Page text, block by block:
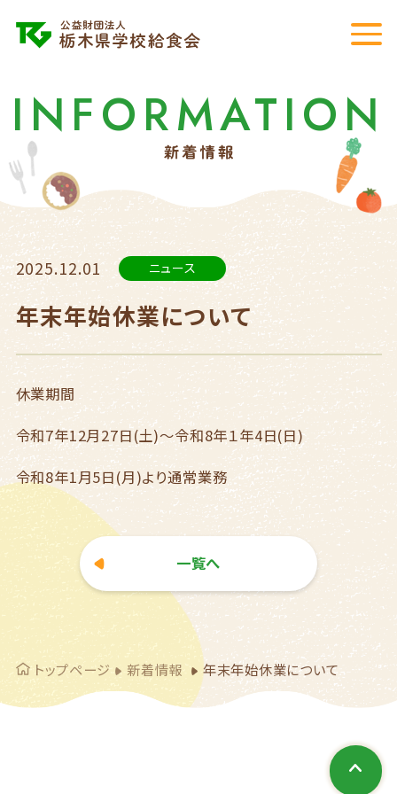
INFORMATION
2025.12.01 ニュース
年末年始休業について
休業期間
令和7年12月27日(土)～令和8年１年4日(日)
令和8年1月5日(月)より通常業務
一覧へ
トップページ 新着情報 年末年始休業について